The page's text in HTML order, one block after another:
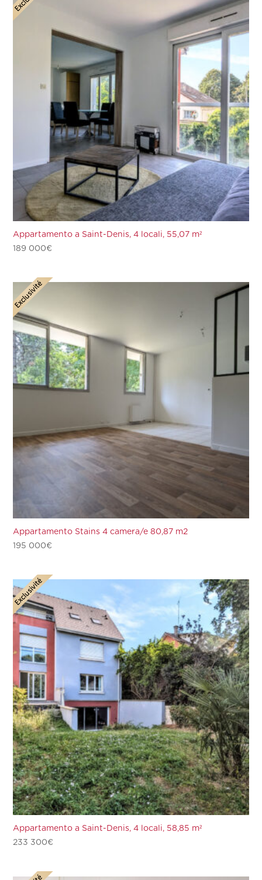
Appartamento a Saint-Denis, 4 locali, 55,07 m²
189 000€
Appartamento Stains 4 camera/e 80,87 m2
195 000€
Appartamento a Saint-Denis, 4 locali, 58,85 m²
233 300€